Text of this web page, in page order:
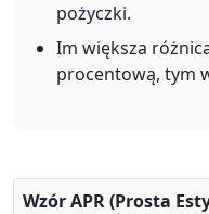
pożyczki.
Im większa
procentową, tym
Wzór APR (Prosta